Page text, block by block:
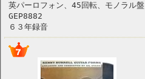
英パーロフォン、45回転、モノラル盤
GEP8882
６３年録音